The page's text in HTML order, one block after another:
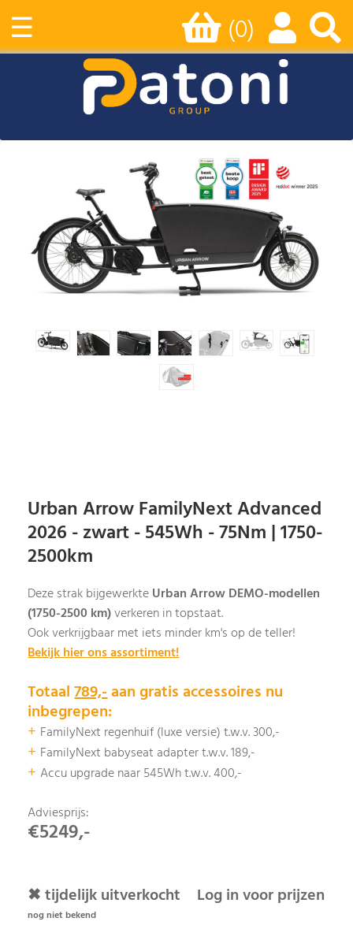
☰ (0)
Urban Arrow FamilyNext Advanced
2026 - zwart - 545Wh - 75Nm | 1750-
2500km
Deze strak bijgewerkteUrban Arrow DEMO-modellen
(1750-2500 km)verkeren in topstaat.
Ook verkrijgbaar met iets minder km's op de teller!
Bekijk hier ons assortiment!
Totaal789,-aan gratis accessoires nu
inbegrepen:
+ FamilyNext regenhuif (luxe versie) t.w.v. 300,-
+ FamilyNext babyseat adapter t.w.v. 189,-
+ Accu upgrade naar 545Wh t.w.v. 400,-
Adviesprijs:
€5249,-
✖ tijdelijk uitverkocht
nog niet bekend
Log in voor prijzen